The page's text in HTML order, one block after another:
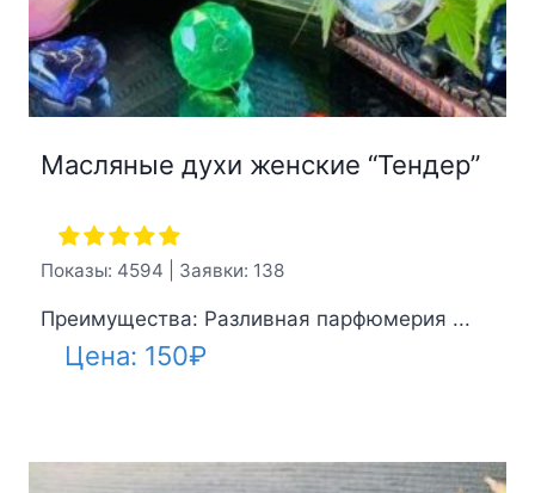
Масляные духи женские “Тендер”
Показы: 4594 | Заявки: 138
Преимущества: Разливная парфюмерия ...
Цена: 150₽